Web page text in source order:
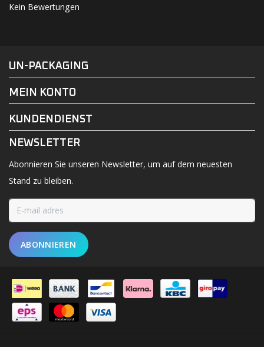
Kein Bewertungen
FACEBOOK
UN-PACKAGING
MEIN KONTO
KUNDENDIENST
NEWSLETTER
Abonnieren Sie unseren Newsletter, um auf dem neuesten
Stand zu bleiben.
ABONNIEREN